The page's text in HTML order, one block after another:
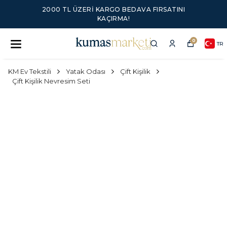
2000 TL ÜZERI KARGO BEDAVA FIRSATINI
KAÇIRMA!
0 TR
KM Ev Tekstili Yatak Odası
Çift Kişilik
Çift Kişilik Nevresim Seti